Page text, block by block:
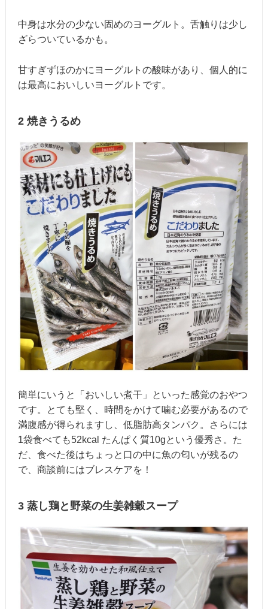
中身は水分の少ない固めのヨーグルト。舌触りは少し
ざらついているかも。
甘すぎずほのかにヨーグルトの酸味があり、個人的に
は最高においしいヨーグルトです。
2 焼きうるめ
簡単にいうと「おいしい煮干」といった感覚のおやつ
です。とても堅く、時間をかけて噛む必要があるので
満腹感が得られますし、低脂肪高タンパク。さらには
1袋食べても52kcal たんぱく質10gという優秀さ。た
だ、食べた後はちょっと口の中に魚の匂いが残るの
で、商談前にはブレスケアを！
3 蒸し鶏と野菜の生姜雑穀スープ